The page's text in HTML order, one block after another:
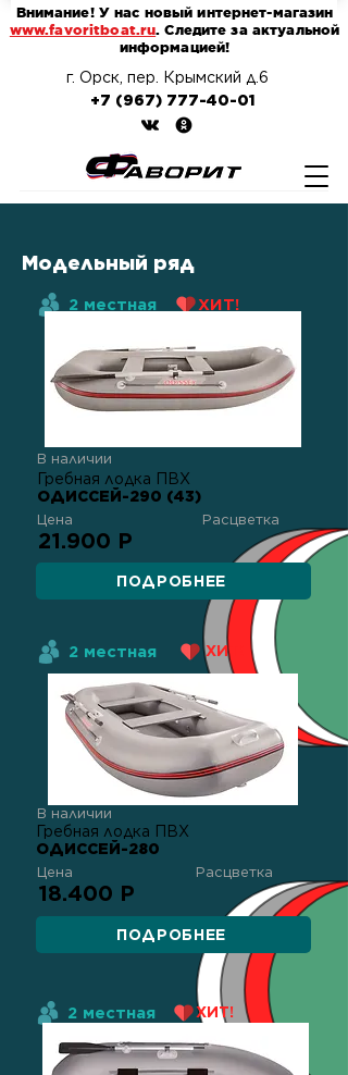
г. Орск, пер. Крымский д.6
+7 (967) 777-40-01
Внимание! У нас новый интернет-магазин
www.favoritboat.ru. Следите за актуальной
информацией!
Модельный ряд
2 местная ХИТ!
В наличии
Гребная лодка ПВХ
ОДИССЕЙ-290 (43)
Цена Расцветка
21.900 Р
ПОДРОБНЕЕ
2 местная ХИТ!
В наличии
Гребная лодка ПВХ
ОДИССЕЙ-280
Цена Расцветка
18.400 Р
ПОДРОБНЕЕ
2 местная ХИТ!